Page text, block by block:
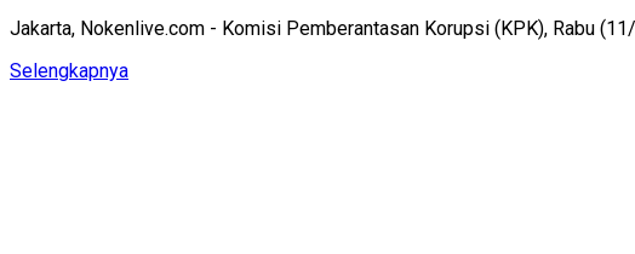
Jakarta, Nokenlive.com - Komisi Pemberantasan Korupsi (KPK), Rabu
SelengkapnyaDetails